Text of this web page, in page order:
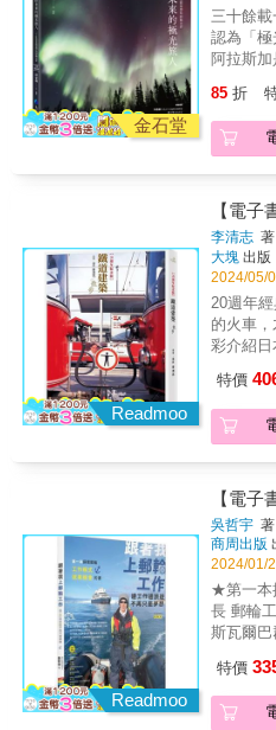
金石堂
三十餘
認為「極
阿拉斯
往返，追
未有的幸
形態的
發追極
怎麼拍？
85 折
Readmoo
【電子
李清志 著
大塊 出版
2024/05/
20週年
的火車
彩介紹日
的精彩
目眩神
節帶入
特價
Readmoo
【電
吳哲宇 著
商周出版
2024/01/
★第一本
長 郵輪工作x環遊世界：邊工作邊旅遊不再只是夢想&mdash;&mdash; 隨著網路系統越來越先進，地球上最極端、最遙遠的地方，例如南極洲、
斯瓦爾
考取南
客們在
長帶你
特價